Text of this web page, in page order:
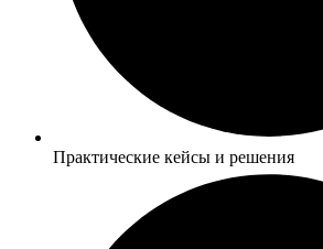
Практические кейсы и решения